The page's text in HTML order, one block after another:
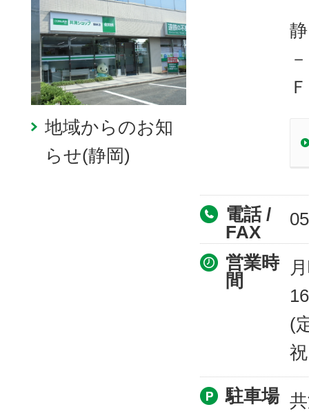
地域からのお知
らせ(静岡)
Ｆ
電話 /
FAX
営業時
間
(
駐車場